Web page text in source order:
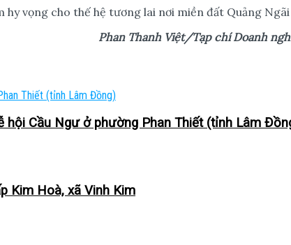
vọng cho thế hệ tương lai nơi miền đất Quảng
Phan Thanh Việt/Tạp chí Doanh
hội Cầu Ngư ở phường Phan Thiết (tỉnh Lâm
Kim Hoà, xã Vinh Kim